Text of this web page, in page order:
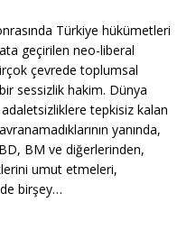
Türkiye hükümetleri
geçirilen neo-liberal
çevrede toplumsal
sessizlik hakim. Dünya
tepkisiz kalan
yanında,
BM ve diğerlerinden,
umut etmeleri,
birşey…